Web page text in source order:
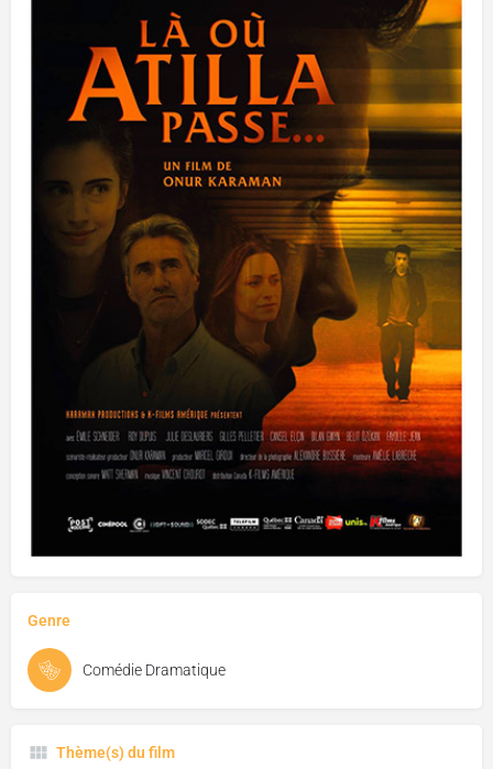
Genre
Comédie Dramatique
Thème(s) du film